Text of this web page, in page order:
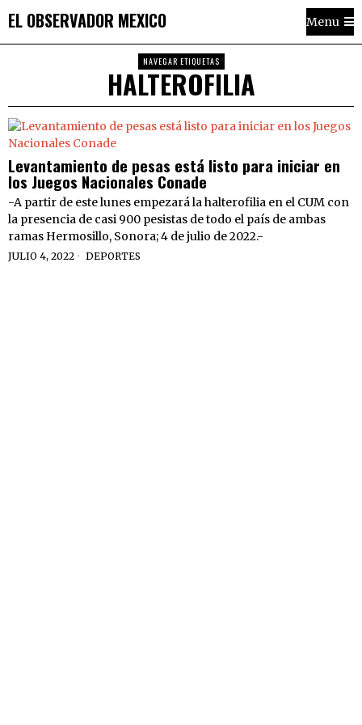
EL OBSERVADOR MEXICO Menu
NAVEGAR ETIQUETAS
HALTEROFILIA
Levantamiento de pesas está listo para iniciar en
los Juegos Nacionales Conade
-A partir de este lunes empezará la halterofilia en el CUM con
la presencia de casi 900 pesistas de todo el país de ambas
ramas Hermosillo, Sonora; 4 de julio de 2022.-
JULIO 4, 2022 DEPORTES